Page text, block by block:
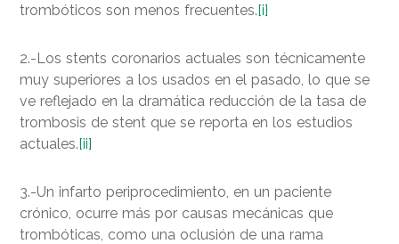
trombóticos son menos frecuentes.[i]
2.-Los stents coronarios actuales son técnicamente
muy superiores a los usados en el pasado, lo que se
ve reflejado en la dramática reducción de la tasa de
trombosis de stent que se reporta en los estudios
actuales.[ii]
3.-Un infarto periprocedimiento, en un paciente
crónico, ocurre más por causas mecánicas que
trombóticas, como una oclusión de una rama